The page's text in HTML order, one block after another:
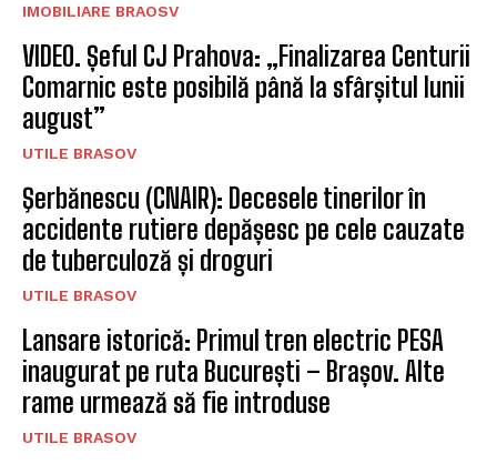
IMOBILIARE BRAOSV
VIDEO. Șeful CJ Prahova: „Finalizarea Centurii
Comarnic este posibilă până la sfârșitul lunii
august”
UTILE BRASOV
Şerbănescu (CNAIR): Decesele tinerilor în
accidente rutiere depășesc pe cele cauzate
de tuberculoză și droguri
UTILE BRASOV
Lansare istorică: Primul tren electric PESA
inaugurat pe ruta București – Brașov. Alte
rame urmează să fie introduse
UTILE BRASOV